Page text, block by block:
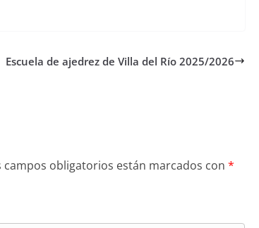
Escuela de ajedrez de Villa del Río 2025/2026
campos obligatorios están marcados con *